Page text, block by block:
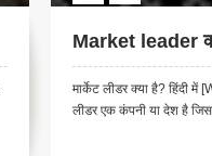
Market leader
मार्केट लीडर क्या है? हिंदी
लीडर एक कंपनी या देश है